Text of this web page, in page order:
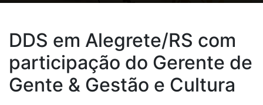
DDS em Alegrete/RS com
participação do Gerente de
Gente & Gestão e Cultura